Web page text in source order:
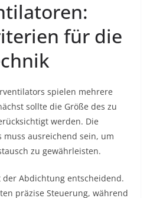
für die
spielen mehrere
sollte die Größe des zu
werden. Die
muss ausreichend sein, um
zu gewährleisten.
der Abdichtung entscheidend.
präzise Steuerung, während